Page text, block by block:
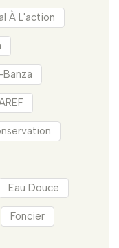
À L'action
Eau Douce
Foncier